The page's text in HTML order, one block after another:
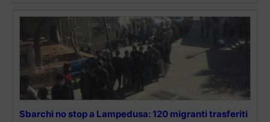
Sbarchi no stop a Lampedusa: 120 migranti trasferiti